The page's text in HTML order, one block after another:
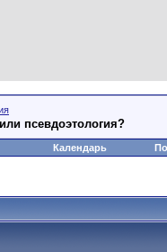
псевдоэтология?
Календарь